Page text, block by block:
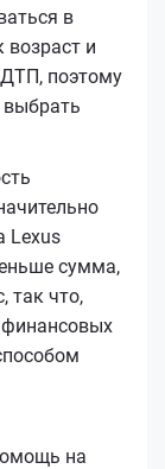
в
возраст и
ДТП, поэтому
выбрать
Lexus
сумма,
так что,
финансовых
на